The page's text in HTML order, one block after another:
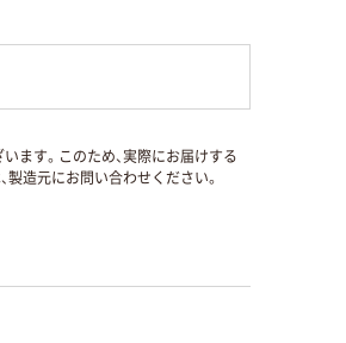
ます。このため、実際にお届けする
造元にお問い合わせください。